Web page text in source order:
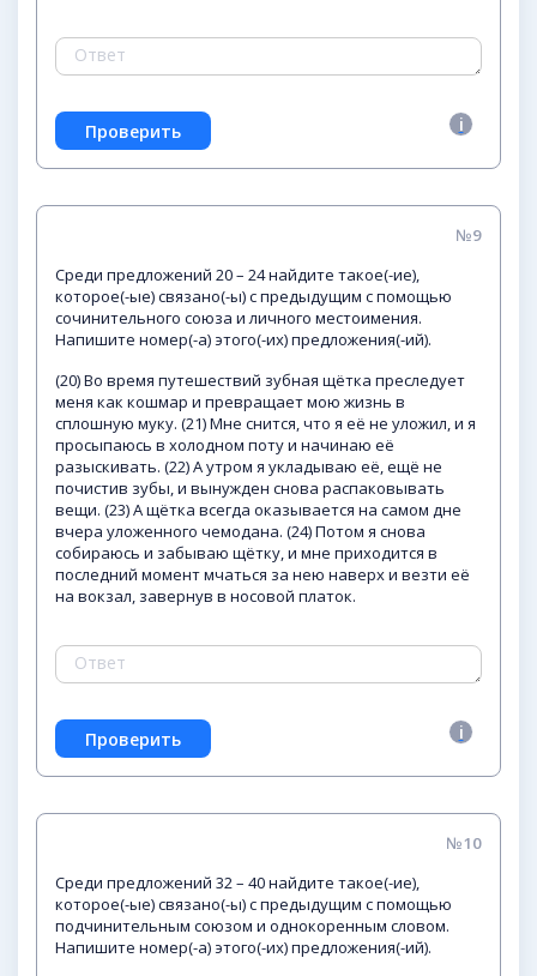
№9
Среди предложений 20 – 24 найдите такое(-ие),
которое(-ые) связано(-ы) с предыдущим с помощью
сочинительного союза и личного местоимения.
Напишите номер(-а) этого(-их) предложения(-ий).
(20) Во время путешествий зубная щётка преследует
меня как кошмар и превращает мою жизнь в
сплошную муку. (21) Мне снится, что я её не уложил, и я
просыпаюсь в холодном поту и начинаю её
разыскивать. (22) А утром я укладываю её, ещё не
почистив зубы, и вынужден снова распаковывать
вещи. (23) А щётка всегда оказывается на самом дне
вчера уложенного чемодана. (24) Потом я снова
собираюсь и забываю щётку, и мне приходится в
последний момент мчаться за нею наверх и везти её
на вокзал, завернув в носовой платок.
№10
Среди предложений 32 – 40 найдите такое(-ие),
которое(-ые) связано(-ы) с предыдущим с помощью
подчинительным союзом и однокоренным словом.
Напишите номер(-а) этого(-их) предложения(-ий).